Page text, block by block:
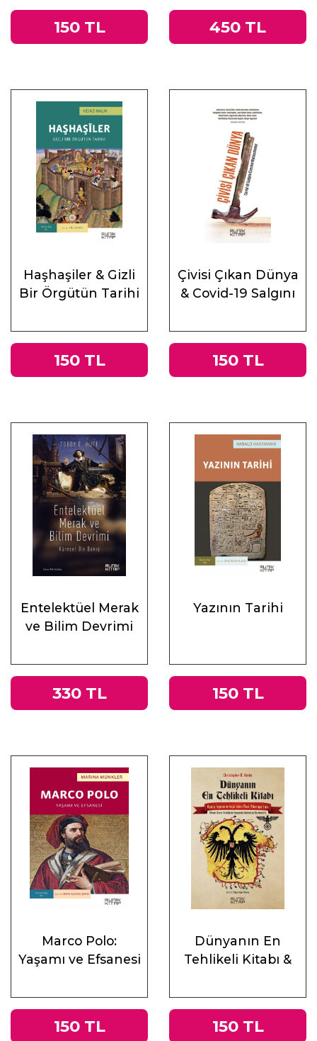
150 TL 450 TL
Haşhaşiler & Gizli
Bir Örgütün Tarihi
150 TL
Çivisi Çıkan Dünya
& Covid-19 Salgını
Muhasebeler
150 TL
Entelektüel Merak
ve Bilim Devrimi
330 TL
Yazının Tarihi
150 TL
Marco Polo:
Yaşamı ve Efsanesi
150 TL
Dünyanın En
Tehlikeli Kitabı &
İmparatorluğu’ndan
Nazi Almanyası’na
Tacitus’un
150 TL